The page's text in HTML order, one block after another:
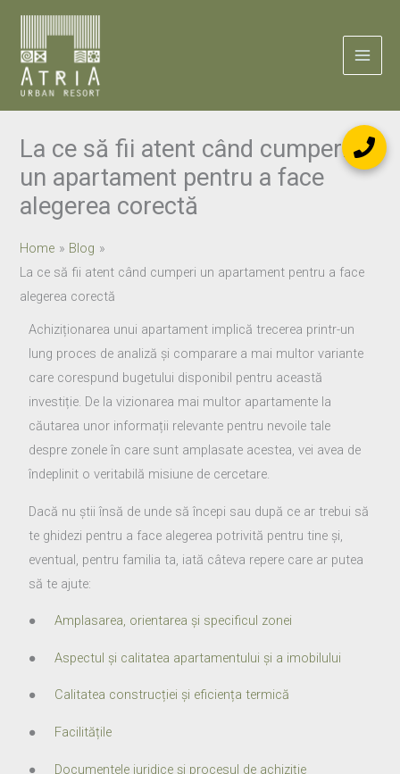
content
La ce să fii atent când cumperi
un apartament pentru a face
alegerea corectă
Home
Blog
La ce să fii atent când cumperi un apartament pentru a face
alegerea corectă
Achiziționarea unui apartament implică trecerea printr-un
lung proces de analiză și comparare a mai multor variante
care corespund bugetului disponibil pentru această
investiție. De la vizionarea mai multor apartamente la
căutarea unor informații relevante pentru nevoile tale
despre zonele în care sunt amplasate acestea, vei avea de
îndeplinit o veritabilă misiune de cercetare.
Dacă nu știi însă de unde să începi sau după ce ar trebui să
te ghidezi pentru a face alegerea potrivită pentru tine și,
eventual, pentru familia ta, iată câteva repere care ar putea
să te ajute:
●Amplasarea, orientarea și specificul zonei
●Aspectul și calitatea apartamentului și a imobilului
● Calitatea construcției și eficiența termică
● Facilitățile
● Documentele juridice și procesul de achiziție